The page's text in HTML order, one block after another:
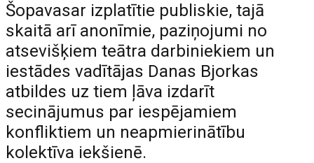
Šopavasar izplatītie publiskie, tajā
skaitā arī anonīmie, paziņojumi no
atsevišķiem teātra darbiniekiem un
iestādes vadītājas Danas Bjorkas
atbildes uz tiem ļāva izdarīt
secinājumus par iespējamiem
konfliktiem un neapmierinātību
kolektīva iekšienē.